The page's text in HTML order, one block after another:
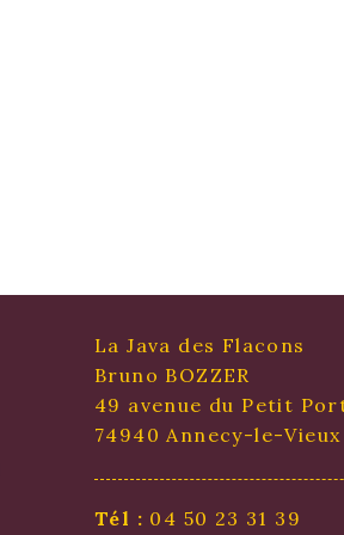
La Java des Flacons
Bruno BOZZER
49 avenue du Petit
74940 Annecy-le-Vieux
Tél : 04 50 23 31 39